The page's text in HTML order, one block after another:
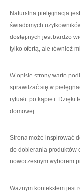
Naturalna pielęgnacja
świadomych
dostępnych jest bardzo
tylko ofertą, ale również
W opisie strony warto
sprawdzać się w
rytuału po kąpieli. Dzięki
domowej.
Strona może inspirować
do dobierania produktów
nowoczesnym wyborem
Ważnym kontekstem jest